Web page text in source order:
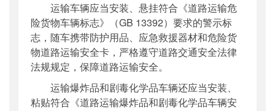
运输车辆应当安装、悬挂符合《道路运输危
险货物车辆标志》（GB 13392）要求的警示标
志，随车携带防护用品、应急救援器材和危险货
物道路运输安全卡，严格遵守道路交通安全法律
法规规定，保障道路运输安全。
运输爆炸品和剧毒化学品车辆还应当安装、
粘贴符合《道路运输爆炸品和剧毒化学品车辆安